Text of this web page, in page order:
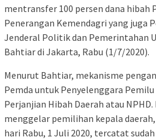
mentransfer 100 persen dana hibah
Penerangan Kemendagri yang juga
Jenderal Politik dan Pemerintahan
Bahtiar di Jakarta, Rabu (1/7/2020).
Menurut Bahtiar, mekanisme
Pemda untuk Penyelenggara
Perjanjian Hibah Daerah atau NPHD.
menggelar pemilihan kepala
hari Rabu, 1 Juli 2020, tercatat